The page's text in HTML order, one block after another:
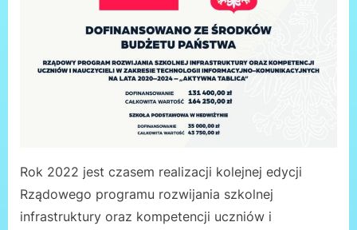
Rok 2022 jest czasem realizacji kolejnej edycji
Rządowego programu rozwijania szkolnej
infrastruktury oraz kompetencji uczniów i